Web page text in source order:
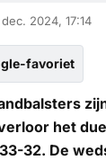
dec. 2024, 17:14
favoriet
het
32. De